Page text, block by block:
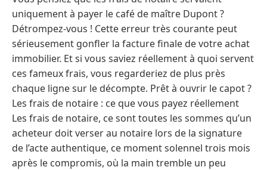
uniquement à payer le café de maître Dupont ?
Détrompez-vous ! Cette erreur très courante peut
sérieusement gonfler la facture finale de votre achat
immobilier. Et si vous saviez réellement à quoi servent
ces fameux frais, vous regarderiez de plus près
chaque ligne sur le décompte. Prêt à ouvrir le capot ?
Les frais de notaire : ce que vous payez réellement
Les frais de notaire, ce sont toutes les sommes qu’un
acheteur doit verser au notaire lors de la signature
de l’acte authentique, ce moment solennel trois mois
après le compromis, où la main tremble un peu